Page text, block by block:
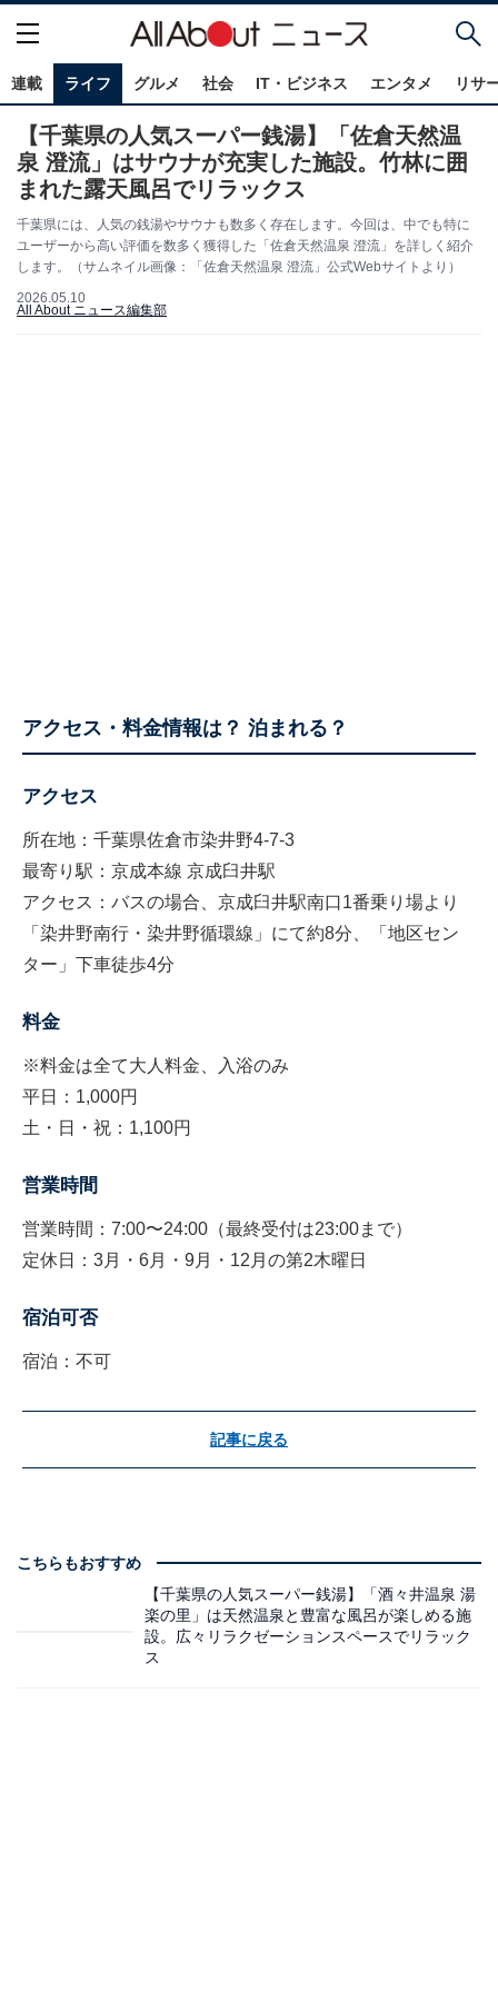
連載 ライフ グルメ 社会 IT・ビジネス エンタメ リサ
【千葉県の人気スーパー銭湯】「佐倉天然温
泉 澄流」はサウナが充実した施設。竹林に囲
まれた露天風呂でリラックス
千葉県には、人気の銭湯やサウナも数多く存在します。今回は、中でも特に
ユーザーから高い評価を数多く獲得した「佐倉天然温泉 澄流」を詳しく紹介
します。（サムネイル画像：「佐倉天然温泉 澄流」公式Webサイトより）
2026.05.10
All About ニュース編集部
アクセス・料金情報は？ 泊まれる？
アクセス
所在地：千葉県佐倉市染井野4-7-3
最寄り駅：京成本線 京成臼井駅
アクセス：バスの場合、京成臼井駅南口1番乗り場より
「染井野南行・染井野循環線」にて約8分、「地区セン
ター」下車徒歩4分
料金
※料金は全て大人料金、入浴のみ
平日：1,000円
土・日・祝：1,100円
営業時間
営業時間：7:00〜24:00（最終受付は23:00まで）
定休日：3月・6月・9月・12月の第2木曜日
宿泊可否
宿泊：不可
記事に戻る
こちらもおすすめ
【千葉県の人気スーパー銭湯】「酒々井温泉 湯
楽の里」は天然温泉と豊富な風呂が楽しめる施
設。広々リラクゼーションスペースでリラック
ス